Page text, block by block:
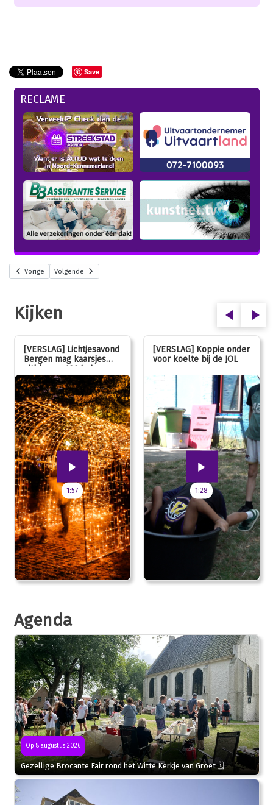
Save
RECLAME
Vorige Volgende
Kijken
[VERSLAG] Lichtjesavond
Bergen mag kaarsjes
uitblazen: 100 jarig
jubileum!
1:57
[VERSLAG] Koppie onder
voor koelte bij de JOL
1:28
Agenda
Op 8 augustus 2026
Gezellige Brocante Fair rond het Witte Kerkje van Groet 🗓